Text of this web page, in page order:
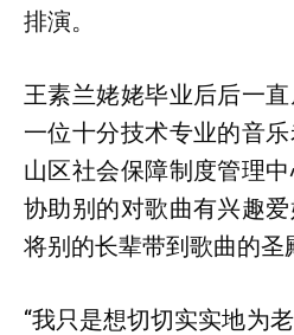
排演。
王素兰姥姥毕业后后一
一位十分技术专业的音
山区社会保障制度管理
协助别的对歌曲有兴趣
将别的长辈带到歌曲的圣
“我只是想切切实实地为